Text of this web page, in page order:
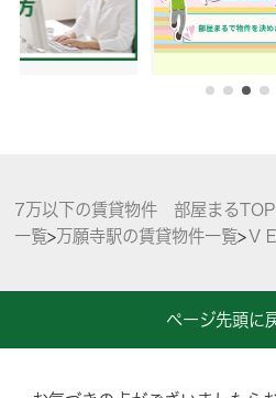
7万以下の賃貸物件 部屋まる
一覧>万願寺駅の賃貸物件一覧>Ｖ
ページ先頭に